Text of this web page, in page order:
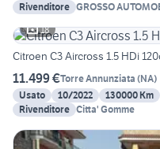
Rivenditore GROSSO
18
Citroen C3 Aircross 1.5 HDi
11.499 €Torre Annunziata (NA)
Usato
10/2022 130000 Km
Rivenditore Citta' Gomme